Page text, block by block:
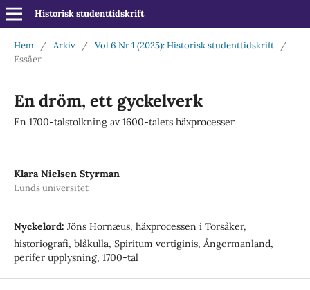
Historisk studenttidskrift
Hem / Arkiv / Vol 6 Nr 1 (2025): Historisk studenttidskrift
/
Essäer
En dröm, ett gyckelverk
En 1700-talstolkning av 1600-talets häxprocesser
Klara Nielsen Styrman
Lunds universitet
Nyckelord: Jöns Hornæus, häxprocessen i Torsåker,
historiografi, blåkulla, Spiritum vertiginis, Ångermanland,
perifer upplysning, 1700-tal